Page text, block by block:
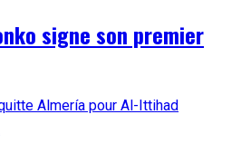
signe son premier